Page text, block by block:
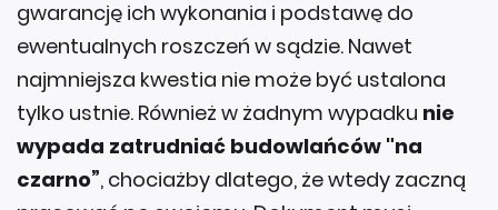
gwarancję ich wykonania i podstawę do
ewentualnych roszczeń w sądzie. Nawet
najmniejsza kwestia nie może być ustalona
tylko ustnie. Również w żadnym wypadku nie
wypada zatrudniać budowlańców "na
czarno”, chociażby dlatego, że wtedy zaczną